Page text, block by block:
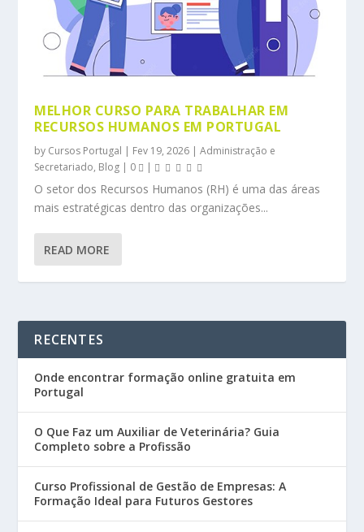
MELHOR CURSO PARA TRABALHAR EM
RECURSOS HUMANOS EM PORTUGAL
by Cursos Portugal | Fev 19, 2026 |Administração e
Secretariado, Blog | 0 |
O setor dos Recursos Humanos (RH) é uma das áreas
mais estratégicas dentro das organizações...
READ MORE
RECENTES
Onde encontrar formação online gratuita em
Portugal
O Que Faz um Auxiliar de Veterinária? Guia
Completo sobre a Profissão
Curso Profissional de Gestão de Empresas: A
Formação Ideal para Futuros Gestores